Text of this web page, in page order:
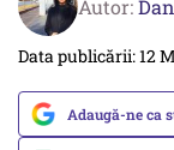
Autor:
Data publicării: 12
Adaugă-ne ca